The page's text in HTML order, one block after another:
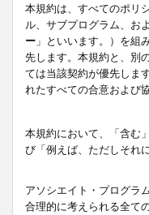
本規約は、すべてのポリ
ル、サブプログラム、お
ー 」といいます。）を組
先します。本規約と、別
ては当該契約が優先しま
れたすべての合意および
本規約において、「含む
び「例えば、ただしそれ
アソシエイト・プログラ
合理的に考えられる全て